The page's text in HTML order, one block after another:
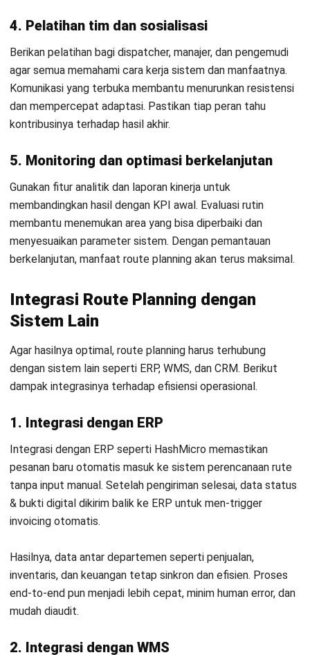
Mulai Konsultasi
Route planning kini menjadi fungsi strategis yang penting
bagi efisiensi dan daya saing bisnis modern. Dengan
teknologi cerdas, perusahaan dapat menekan biaya,
meningkatkan produktivitas, dan memperkuat kepuasan
transportation management software HashMicro
langkah penting untuk tetap relevan dan tumbuh. Evaluasi
proses logistik Anda, tetapkan tujuan, dan manfaatkan
solusi digital yang terintegrasi.
juga fondasi bagi bisnis yang lebih cerdas, gesit, dan
menguntungkan. Jangan lewatkan kesempatan
Pertanyaan Seputar Route Planning
Apa perbedaan antara route planning
dan route optimization?